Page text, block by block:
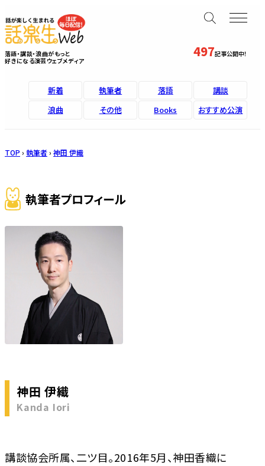
497記事公開中！
落語・講談・浪曲がもっと
好きになる演芸ウェブメディア
新着 執筆者 落語
講談
浪曲
その他 Books おすすめ公演
TOP › 執筆者› 神田 伊織
執筆者プロフィール
神田 伊織
Kanda Iori
講談協会所属、二ツ目。2016年5月、神田香織に